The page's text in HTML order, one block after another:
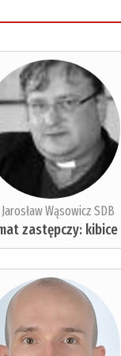
Wąsowicz SDB
zastępczy: kibice